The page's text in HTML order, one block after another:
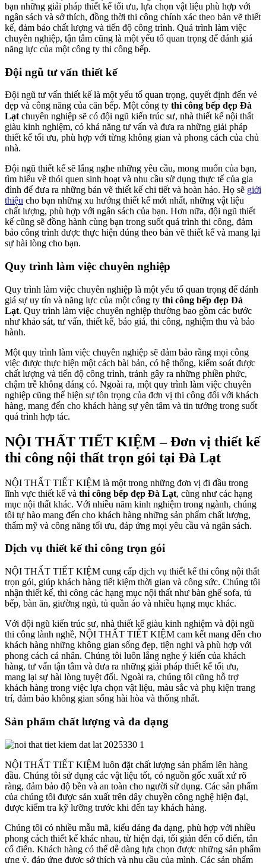
bạn những giải pháp thiết kế tối ưu, lựa chọn vật liệu phù hợp với
ngân sách và sở thích, đồng thời thi công chính xác theo bản vẽ thiết
kế, đảm bảo chất lượng và tiến độ công trình. Quá trình làm việc
chuyên nghiệp, tận tâm cũng là một yếu tố quan trọng để đánh giá
năng lực của một công ty thi công bếp.
Đội ngũ tư vấn thiết kế
Đội ngũ tư vấn thiết kế là một yếu tố quan trọng, quyết định đến vẻ
đẹp và công năng của căn bếp. Một công ty thi công bếp đẹp Đà
Lạt chuyên nghiệp sẽ có đội ngũ kiến trúc sư, nhà thiết kế nội thất
giàu kinh nghiệm, có khả năng tư vấn và đưa ra những giải pháp
thiết kế tối ưu, phù hợp với từng không gian và phong cách của chủ
nhà.
Đội ngũ thiết kế sẽ lắng nghe những yêu cầu, mong muốn của bạn,
tìm hiểu về thói quen sinh hoạt và nhu cầu sử dụng thực tế của gia
đình để đưa ra những bản vẽ thiết kế chi tiết và hoàn hảo. Họ sẽ giới
thiệu cho bạn những xu hướng thiết kế mới nhất, những vật liệu
chất lượng, phù hợp với ngân sách của bạn. Hơn nữa, đội ngũ thiết
kế cũng sẽ đồng hành cùng bạn trong suốt quá trình thi công, đảm
bảo công trình được thực hiện đúng theo bản vẽ thiết kế và mang lại
sự hài lòng cho bạn.
Quy trình làm việc chuyên nghiệp
Quy trình làm việc chuyên nghiệp là một yếu tố quan trọng để đánh
giá sự uy tín và năng lực của một công ty thi công bếp đẹp Đà
Lạt. Quy trình làm việc chuyên nghiệp thường bao gồm các bước
như khảo sát, tư vấn, thiết kế, báo giá, thi công, nghiệm thu và bảo
hành.
Một quy trình làm việc chuyên nghiệp sẽ đảm bảo rằng mọi công
việc được thực hiện một cách bài bản, có hệ thống, kiểm soát được
chất lượng và tiến độ công trình, tránh gây ra những phiền phức,
chậm trễ không đáng có. Ngoài ra, một quy trình làm việc chuyên
nghiệp cũng thể hiện sự tôn trọng của đơn vị thi công đối với khách
hàng, mang đến cho khách hàng sự yên tâm và tin tưởng trong suốt
quá trình hợp tác.
NỘI THẤT TIẾT KIỆM – Đơn vị thiết kế
thi công nội thất trọn gói tại Đà Lạt
NỘI THẤT TIẾT KIỆM là một trong những đơn vị đi đầu trong
lĩnh vực thiết kế và thi công bếp đẹp Đà Lạt, cũng như các hạng
mục nội thất khác. Với nhiều năm kinh nghiệm trong ngành, chúng
tôi tự hào mang đến cho khách hàng những sản phẩm chất lượng,
thẩm mỹ và công năng tối ưu, đáp ứng mọi yêu cầu và ngân sách.
Dịch vụ thiết kế thi công trọn gói
NỘI THẤT TIẾT KIỆM cung cấp dịch vụ thiết kế thi công nội thất
trọn gói, giúp khách hàng tiết kiệm thời gian và công sức. Chúng tôi
nhận thiết kế, thi công các hạng mục nội thất như bàn ghế sofa, tủ
bếp, bàn ăn, giường ngủ, tủ quần áo và nhiều hạng mục khác.
Với đội ngũ kiến trúc sư, nhà thiết kế giàu kinh nghiệm và đội ngũ
thi công lành nghề, NỘI THẤT TIẾT KIỆM cam kết mang đến cho
khách hàng những không gian sống đẹp, tiện nghi và phù hợp với
phong cách cá nhân. Chúng tôi luôn lắng nghe ý kiến của khách
hàng, tư vấn tận tâm và đưa ra những giải pháp thiết kế tối ưu,
mang lại sự hài lòng tuyệt đối. Ngoài ra, chúng tôi cũng hỗ trợ
khách hàng trong việc lựa chọn vật liệu, màu sắc và phụ kiện trang
trí, đảm bảo không gian sống hài hòa và thống nhất.
Sản phẩm chất lượng và đa dạng
NỘI THẤT TIẾT KIỆM luôn đặt chất lượng sản phẩm lên hàng
đầu. Chúng tôi sử dụng các vật liệu tốt, có nguồn gốc xuất xứ rõ
ràng, đảm bảo độ bền và an toàn cho người sử dụng. Các sản phẩm
của chúng tôi được sản xuất trên dây chuyền công nghệ hiện đại,
được kiểm tra kỹ lưỡng trước khi đến tay khách hàng.
Chúng tôi có nhiều mẫu mã, kiểu dáng đa dạng, phù hợp với nhiều
phong cách thiết kế khác nhau, từ hiện đại, tối giản đến cổ điển, tân
cổ điển. Khách hàng có thể dễ dàng lựa chọn được những sản phẩm
ưng ý, đáp ứng được sở thích và nhu cầu của mình. Các sản phẩm